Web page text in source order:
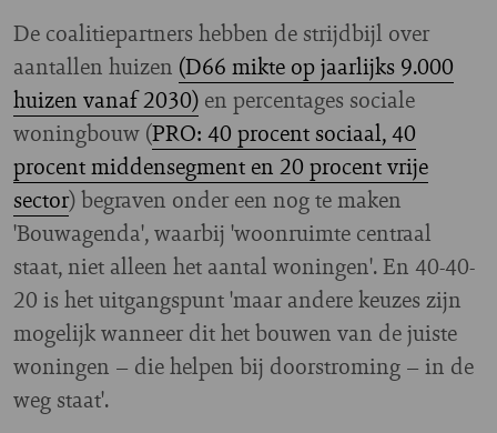
De coalitiepartners hebben de strijdbijl over
aantallen huizen (D66 mikte op jaarlijks 9.000
huizen vanaf 2030) en percentages sociale
woningbouw (PRO: 40 procent sociaal, 40
procent middensegment en 20 procent vrije
sector) begraven onder een nog te maken
'Bouwagenda', waarbij 'woonruimte centraal
staat, niet alleen het aantal woningen'. En 40-40-
20 is het uitgangspunt 'maar andere keuzes zijn
mogelijk wanneer dit het bouwen van de juiste
woningen – die helpen bij doorstroming – in de
weg staat'.